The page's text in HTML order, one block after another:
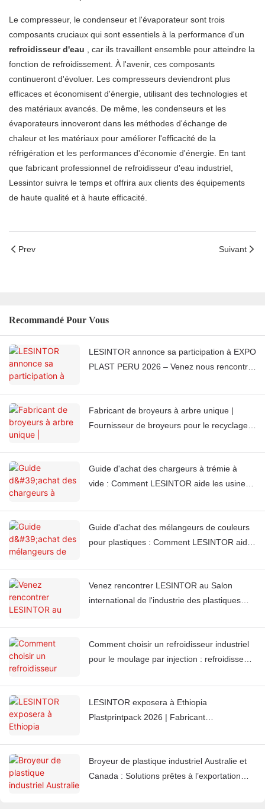
Le compresseur, le condenseur et l'évaporateur sont trois
composants cruciaux qui sont essentiels à la performance d'un
refroidisseur d'eau , car ils travaillent ensemble pour atteindre la
fonction de refroidissement. À l'avenir, ces composants
continueront d'évoluer. Les compresseurs deviendront plus
efficaces et économisent d'énergie, utilisant des technologies et
des matériaux avancés. De même, les condenseurs et les
évaporateurs innoveront dans les méthodes d'échange de
chaleur et les matériaux pour améliorer l'efficacité de la
réfrigération et les performances d'économie d'énergie. En tant
que fabricant professionnel de refroidisseur d'eau industriel,
Lessintor suivra le temps et offrira aux clients des équipements
de haute qualité et à haute efficacité.
Prev Suivant
Recommandé Pour Vous
LESINTOR annonce sa participation à EXPO
PLAST PERU 2026 – Venez nous rencontrer
Fabricant de broyeurs à arbre unique |
Fournisseur de broyeurs pour le recyclage
Guide d'achat des chargeurs à trémie à
vide : Comment LESINTOR aide les usines
automatiser l'alimentation en matériaux
Guide d'achat des mélangeurs de couleurs
pour plastiques : Comment LESINTOR aide
monde entier à obtenir une couleur uniforme
à chaque fois
Venez rencontrer LESINTOR au Salon
international de l'industrie des plastiques
Comment choisir un refroidisseur industriel
pour le moulage par injection : refroidisseurs
LESINTOR exposera à Ethiopia
Plastprintpack 2026 | Fabricant
Broyeur de plastique industriel Australie et
Canada : Solutions prêtes à l’exportation